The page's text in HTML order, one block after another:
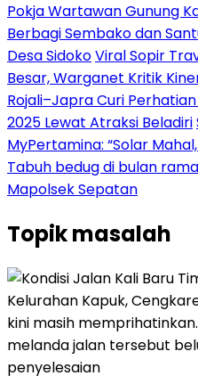
Pokja Wartawan Gunung
Berbagi Sembako dan
Desa SidokoViral Sopir
Besar, Warganet Kritik
Rojali–Japra Curi
2025 Lewat Atraksi Beladiri
MyPertamina: “Solar
Tabuh bedug di bulan
Mapolsek Sepatan
Topikmasalah